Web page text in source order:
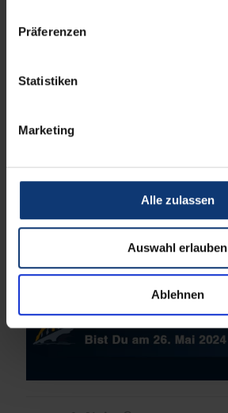
Präferenzen
Statistiken
Marketing
Alle zulassen
Auswahl erlauben
Ablehnen
Wir freuen uns darauf, gemeinsam mit
Straßen von Würzburg zu rennen! Hier